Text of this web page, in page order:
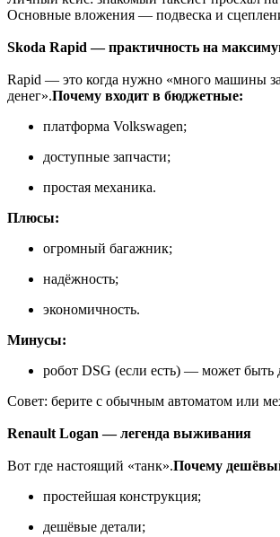
Основные вложения — подвеска и
Skoda Rapid — практичность на
Rapid — это когда нужно «много машины
денег».Почему входит в бюджетные:
платформа Volkswagen;
доступные запчасти;
простая механика.
Плюсы:
огромный багажник;
надёжность;
экономичность.
Минусы:
робот DSG (если есть) — может быть
Совет: берите с обычным автоматом или
Renault Logan — легенда выживания
Вот где настоящий «танк».Почему
простейшая конструкция;
дешёвые детали;